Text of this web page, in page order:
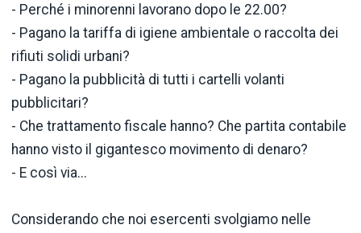
- Perché i minorenni lavorano dopo le 22.00?
- Pagano la tariffa di igiene ambientale o raccolta dei
rifiuti solidi urbani?
- Pagano la pubblicità di tutti i cartelli volanti
pubblicitari?
- Che trattamento fiscale hanno? Che partita contabile
hanno visto il gigantesco movimento di denaro?
- E così via...
Considerando che noi esercenti svolgiamo nelle